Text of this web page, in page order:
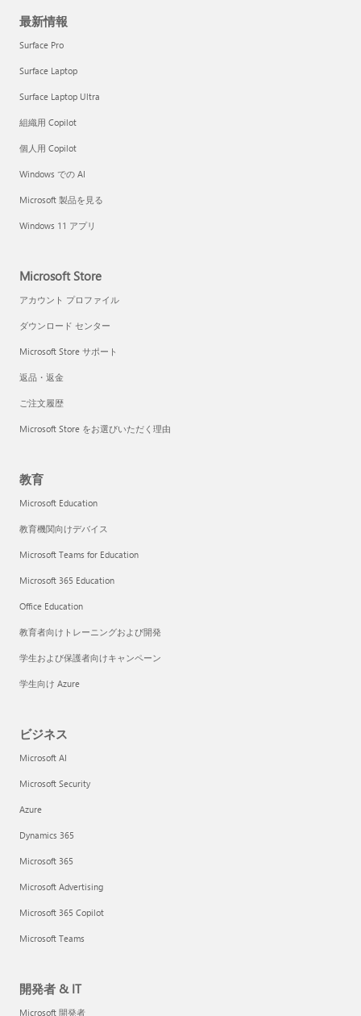
最新情報
Surface Pro
Surface Laptop
Surface Laptop Ultra
組織用 Copilot
個人用 Copilot
Windows での AI
Microsoft 製品を見る
Windows 11 アプリ
Microsoft Store
アカウント プロファイル
ダウンロード センター
Microsoft Store サポート
返品・返金
ご注文履歴
Microsoft Store をお選びいただく理由
教育
Microsoft Education
教育機関向けデバイス
Microsoft Teams for Education
Microsoft 365 Education
Office Education
教育者向けトレーニングおよび開発
学生および保護者向けキャンペーン
学生向け Azure
ビジネス
Microsoft AI
Microsoft Security
Azure
Dynamics 365
Microsoft 365
Microsoft Advertising
Microsoft 365 Copilot
Microsoft Teams
開発者 & IT
Microsoft 開発者